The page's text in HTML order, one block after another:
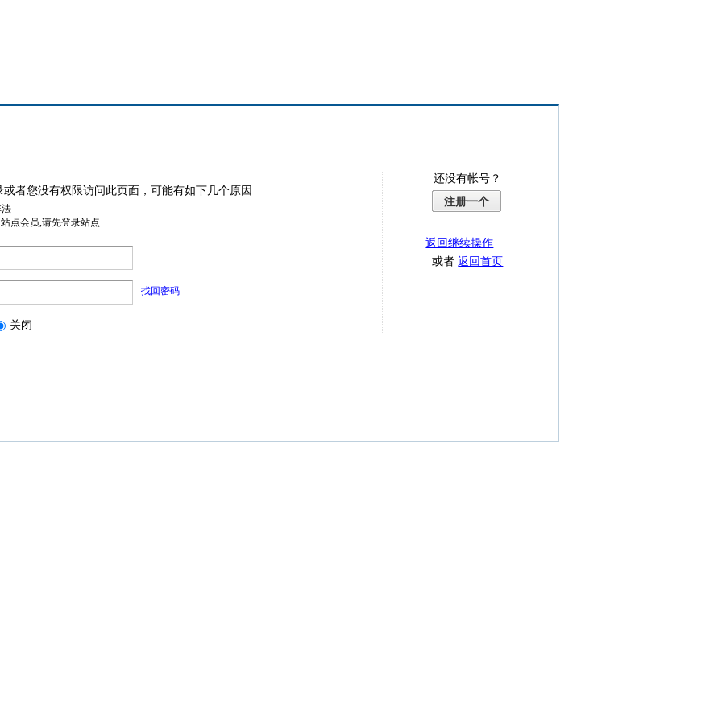
或者您没有权限访问此页面，可能有如下几个原因
点会员,请先登录站点
找回密码
关闭
还没有帐号？
注册一个
返回继续操作
或者返回首页